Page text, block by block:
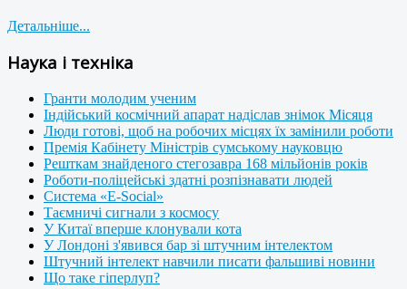
Детальніше...
Наука і техніка
Гранти молодим ученим
Індійський космічний апарат надіслав знімок Місяця
Люди готові, щоб на робочих місцях їх замінили роботи
Премія Кабінету Міністрів сумському науковцю
Решткам знайденого стегозавра 168 мільйонів років
Роботи-поліцейські здатні розпізнавати людей
Система «E-Social»
Таємничі сигнали з космосу
У Китаї вперше клонували кота
У Лондоні з'явився бар зі штучним інтелектом
Штучний інтелект навчили писати фальшиві новини
Що таке гіперлуп?